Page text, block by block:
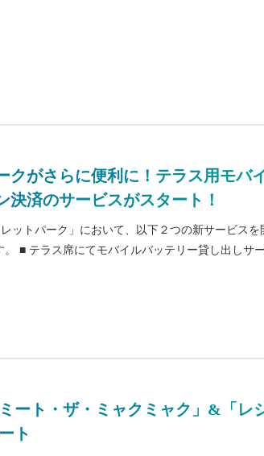
クがさらに便利に！テラス用モバ
済のサービスがスタート！
ットパーク」において、以下２つの新サービスを
■ テラス席にてモバイルバッテリー貸し出しサ
ート・ザ・ミャクミャク」&「レ
ト